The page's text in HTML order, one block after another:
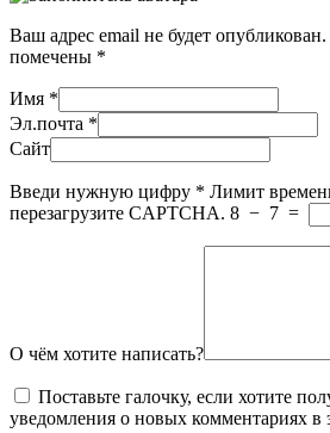
Ваш адрес email не будет опубликован.
помечены *
Имя *
Эл.почта *
Сайт
Введи нужную цифру * Лимит
перезагрузите CAPTCHA. 8 − 7 =
О чём хотите написать?
Поставьте галочку, если хотите
уведомления о новых комментариях в